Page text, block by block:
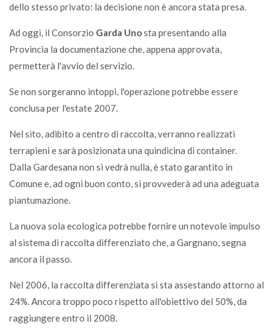
dello stesso privato: la decisione non è ancora stata presa.
Ad oggi, il Consorzio Garda Unosta presentando alla
Provincia la documentazione che, appena approvata,
permetterà l'avvio del servizio.
Se non sorgeranno intoppi, l'operazione potrebbe essere
conclusa per l'estate 2007.
Nel sito, adibito a centro di raccolta, verranno realizzati
terrapieni e sarà posizionata una quindicina di container.
Dalla Gardesana non si vedrà nulla, è stato garantito in
Comune e, ad ogni buon conto, si provvederà ad una adeguata
piantumazione.
La nuova sola ecologica potrebbe fornire un notevole impulso
al sistema di raccolta differenziato che, a Gargnano, segna
ancora il passo.
Nel 2006, la raccolta differenziata si sta assestando attorno al
24%. Ancora troppo poco rispetto all'obiettivo del 50%, da
raggiungere entro il 2008.